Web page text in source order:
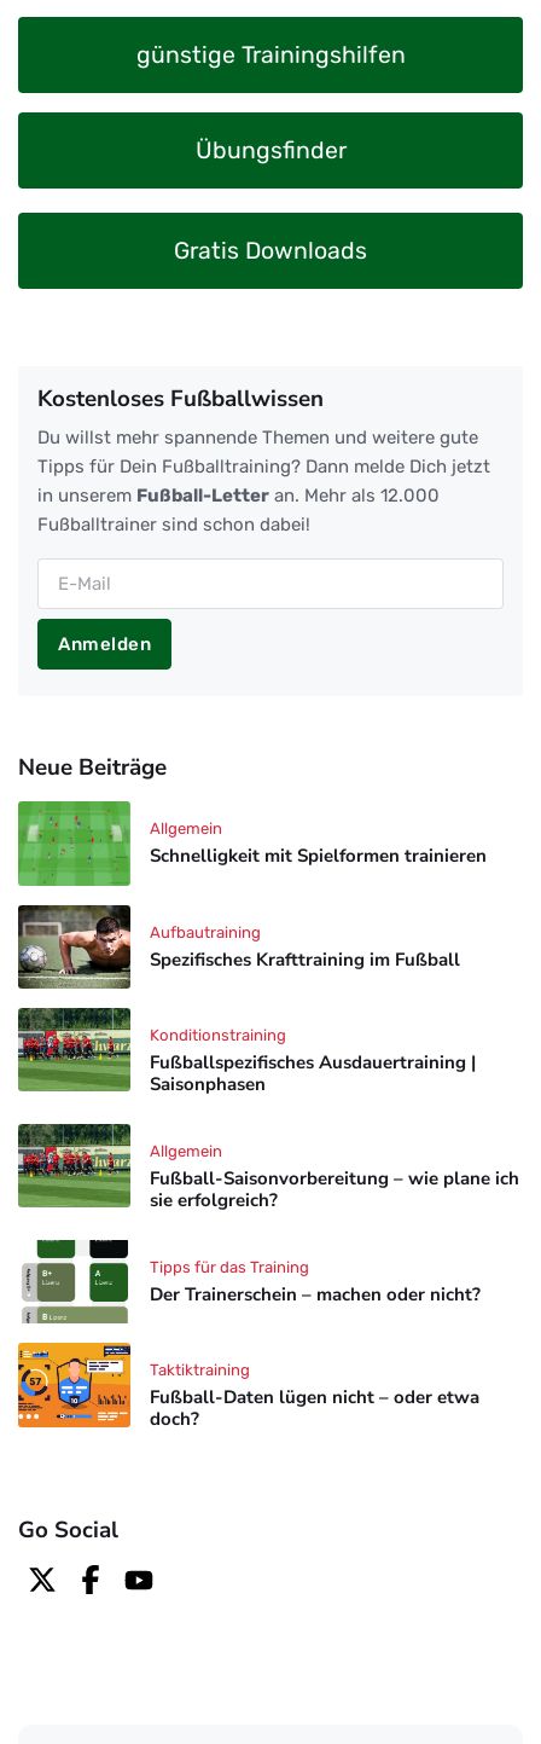
günstige Trainingshilfen
Übungsfinder
Gratis Downloads
Kostenloses Fußballwissen
Du willst mehr spannende Themen und weitere gute
Tipps für Dein Fußballtraining? Dann melde Dich jetzt
in unserem Fußball-Letter an. Mehr als 12.000
Fußballtrainer sind schon dabei!
Anmelden
Neue Beiträge
Schnelligkeit mit Spielformen trainieren
Allgemein
Spezifisches Krafttraining im Fußball
Aufbautraining
Fußballspezifisches Ausdauertraining |
Saisonphasen
Konditionstraining
Fußball-Saisonvorbereitung – wie plane ich
sie erfolgreich?
Allgemein
Der Trainerschein – machen oder nicht?
Tipps für das Training
Fußball-Daten lügen nicht – oder etwa
doch?
Taktiktraining
Go Social